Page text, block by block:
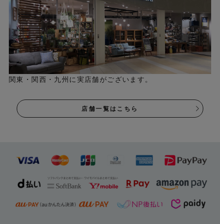
関東・関西・九州に実店舗がございます。
店舗一覧はこちら